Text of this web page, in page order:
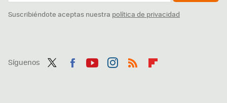
Suscribiéndote aceptas nuestra política de privacidad
Síguenos